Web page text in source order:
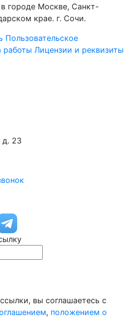
городе Москве, Санкт-
крае. г. Сочи.
Пользовательское
работы Лицензии и реквизиты
д. 23
вы соглашаетесь с
, положением о